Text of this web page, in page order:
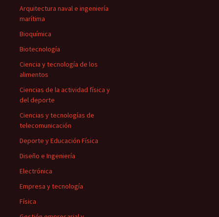
Arquitectura naval e ingeniería
marítima
Bioquímica
Biotecnología
Ciencia y tecnología de los
alimentos
Ciencias de la actividad física y
del deporte
Ciencias y tecnologías de
telecomunicación
Deporte y Educación Física
Diseño e Ingeniería
Electrónica
Empresa y tecnología
Física